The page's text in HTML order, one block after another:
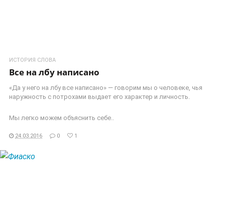
ИСТОРИЯ СЛОВА
Все на лбу написано
«Да у него на лбу все написано» — говорим мы о человеке, чья
наружность с потрохами выдает его характер и личность.
Мы легко можем объяснить себе..
24.03.2016 0 1